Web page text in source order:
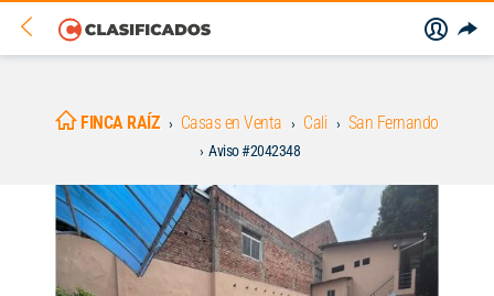
FINCA RAÍZ Casas en Venta Cali San Fernando
Aviso #2042348